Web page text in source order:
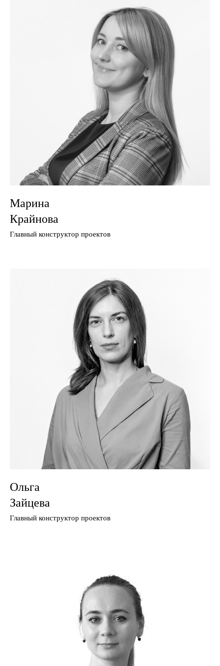
Марина
Крайнова
Главный конструктор проектов
Ольга
Зайцева
Главный конструктор проектов